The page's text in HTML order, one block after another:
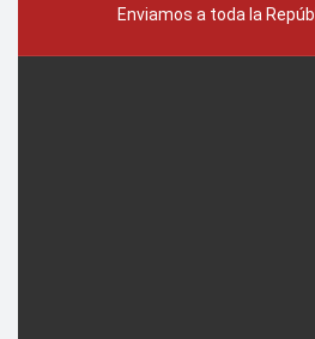
Enviamos a toda la